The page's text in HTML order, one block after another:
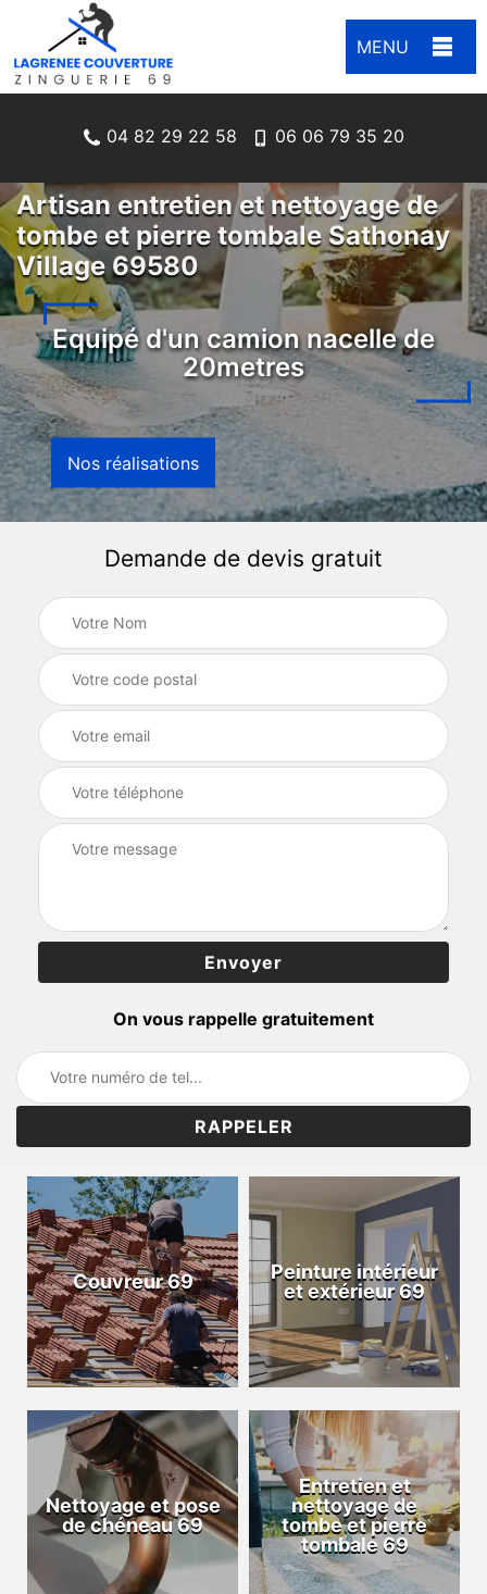
MENU
04 82 29 22 58 06 06 79 35 20
Artisan entretien et nettoyage de
tombe et pierre tombale Sathonay
Village 69580
Equipé d'un camion nacelle de
20metres
Nos réalisations
Demande de devis gratuit
On vous rappelle gratuitement
Couvreur 69
Peinture intérieur
et extérieur 69
Nettoyage et pose
de chéneau 69
Entretien et
nettoyage de
tombe et pierre
tombale 69